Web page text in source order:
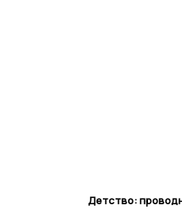
Детство: